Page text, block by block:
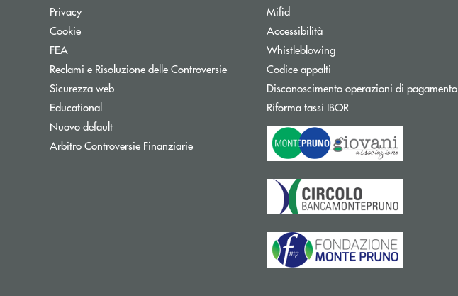
Privacy
Cookie
FEA
Reclami e Risoluzione delle Controversie
Sicurezza web
Educational
Nuovo default
Arbitro Controversie FinanziarieApre una nuova finestra
Mifid
Accessibilità
Whistleblowing
Codice appalti
Disconoscimento operazioni di pagamento
Riforma tassi IBORApre una nuova finestra